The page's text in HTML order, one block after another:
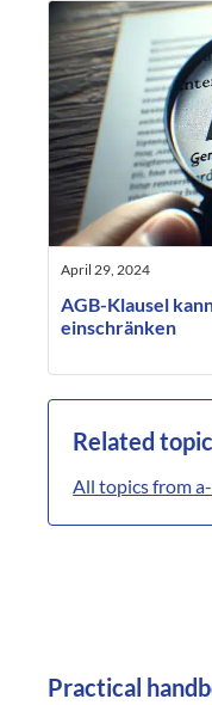
April 29, 2024
AGB-Klausel
einschränken
Related
All topics from
Practical